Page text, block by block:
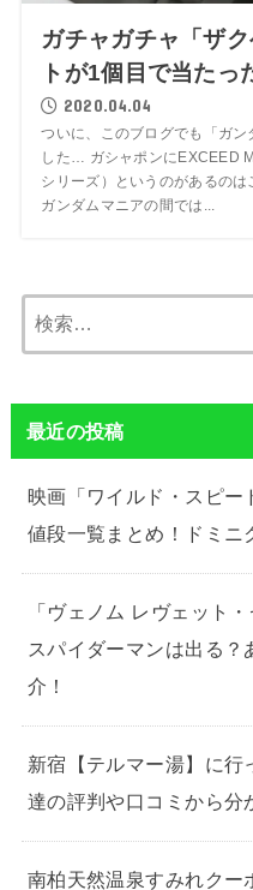
ガチャガチャ「ザ
トが1個目で当たっ
2020.04.04
ついに、このブログでも「ガン
した… ガシャポンにEXCEED
シリーズ）というのがあるの
ガンダムマニアの間では...
最近の投稿
映画「ワイルド・スピー
値段一覧まとめ！ドミニ
「ヴェノム レヴェット
スパイダーマンは出る？
介！
新宿【テルマー湯】に行
達の評判や口コミから分
南柏天然温泉すみれクー